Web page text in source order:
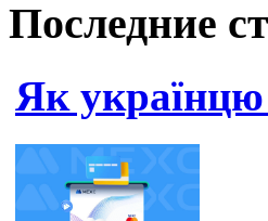
Последние
Як